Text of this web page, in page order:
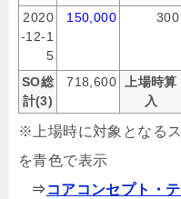
2020
-12-1
5
150,000 300
SO総
計(3)
718,600
上場時算
入
※上場時に対象となる
を青色で表示
⇒ コアコンセプト・